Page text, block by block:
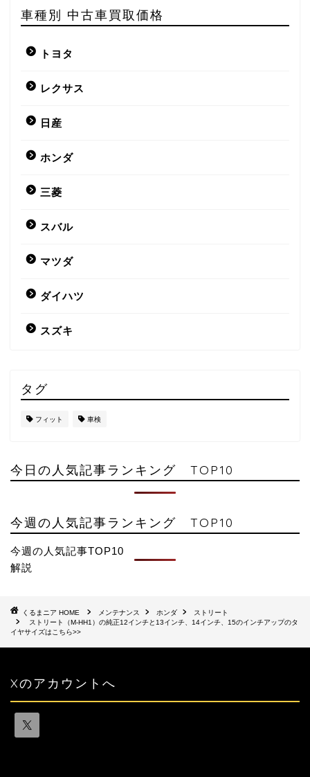
車種別 中古車買取価格
トヨタ
レクサス
日産
ホンダ
三菱
スバル
マツダ
ダイハツ
スズキ
タグ
フィット 車検
今日の人気記事ランキング TOP10
今週の人気記事ランキング TOP10
今週の人気記事TOP10
解説
HOME メンテナンス ホンダ
ストリート
ストリート（M-HH1）の純正12インチと13インチ、14インチ、15のインチアップのタ
イヤサイズはこちら>>
Xのアカウントへ